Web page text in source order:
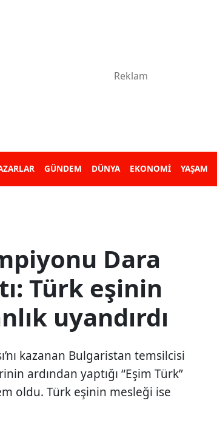
GÜNDEM DÜNYA EKONOMİ YAŞAM
Dara
Türk eşinin
uyandırdı
kazanan Bulgaristan temsilcisi
ardından yaptığı “Eşim Türk”
oldu. Türk eşinin mesleği ise